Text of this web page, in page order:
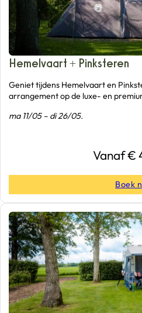
Hemelvaart + Pinksteren
Geniet tijdens Hemelvaart en
arrangement op de luxe- en
ma 11/05 – di 26/05.
Vanaf €
Boek